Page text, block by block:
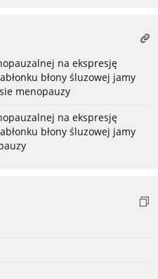
na ekspresję
błony śluzowej jamy
menopauzy
na ekspresję
błony śluzowej jamy